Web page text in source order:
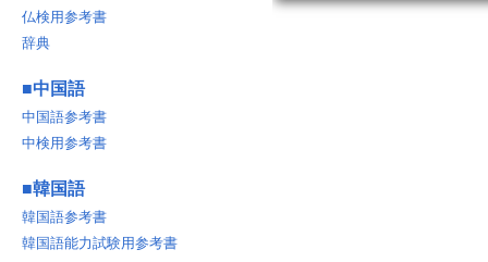
仏検用参考書
辞典
■中国語
中国語参考書
中検用参考書
■韓国語
韓国語参考書
韓国語能力試験用参考書